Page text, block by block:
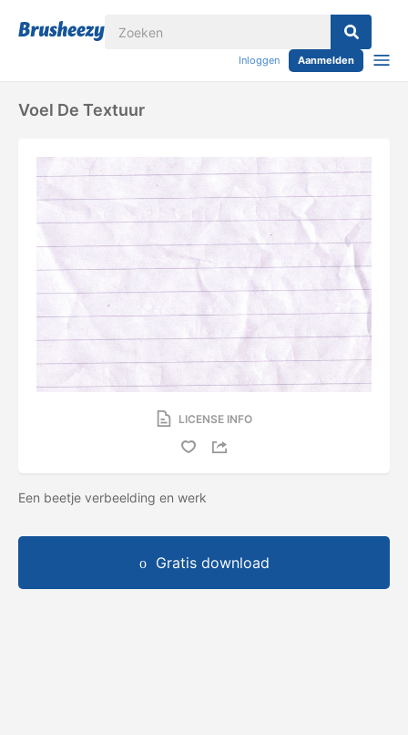
Inloggen Aanmelden
Voel De Textuur
LICENSE INFO
Een beetje verbeelding en werk
Gratis download